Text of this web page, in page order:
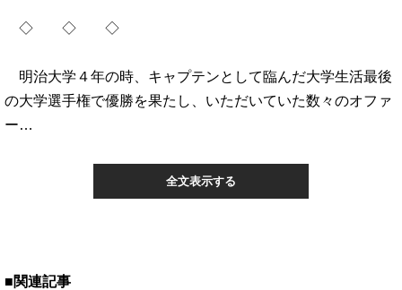
◇ ◇ ◇
明治大学４年の時、キャプテンとして臨んだ大学生活最後
の大学選手権で優勝を果たし、いただいていた数々のオファ
ー…
全文表示する
■関連記事